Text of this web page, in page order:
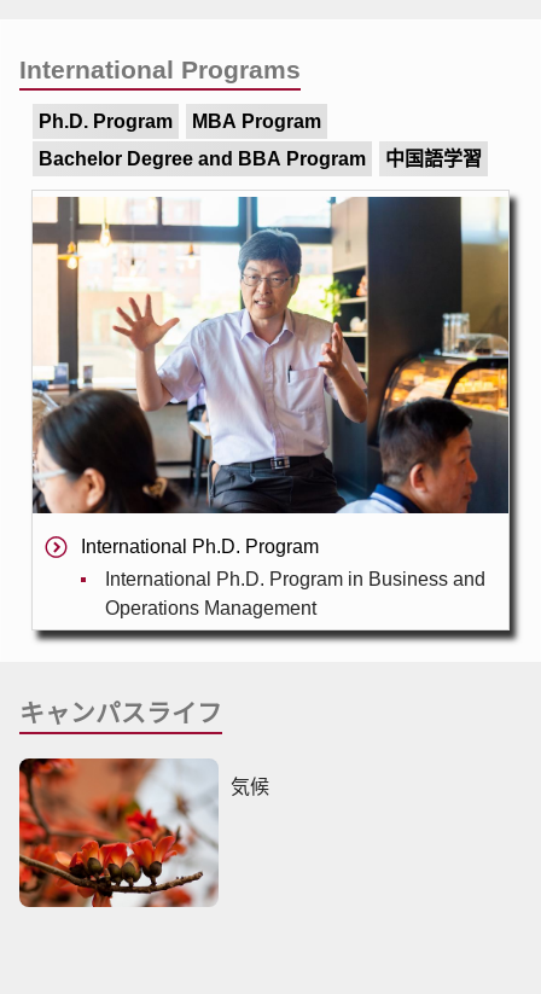
International Programs
Ph.D. Program
MBA Program
Bachelor Degree and BBA Program
中国語学習
International Ph.D. Program
International Ph.D. Program in Business and
Operations Management
キャンパスライフ
気候